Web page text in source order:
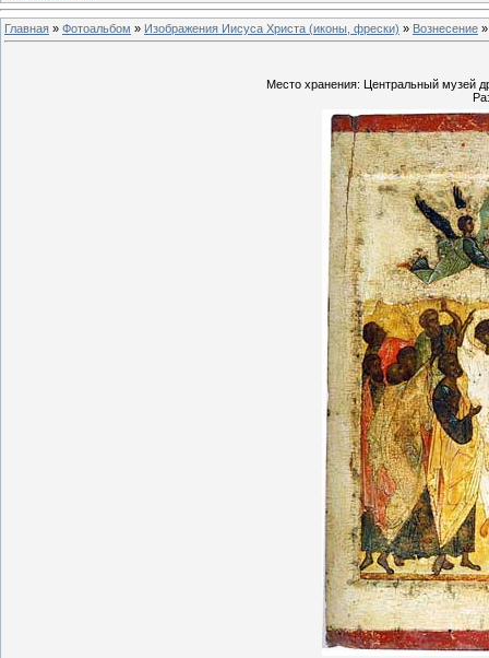
Главная » Фотоальбом » Изображения Иисуса Христа (иконы, фрески) » Вознесение
Место хранения: Центральный музей